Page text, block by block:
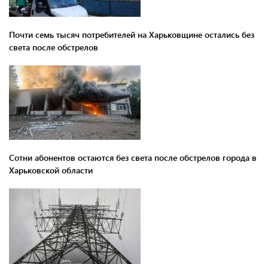
Почти семь тысяч потребителей на Харьковщине остались без
света после обстрелов
Сотни абонентов остаются без света после обстрелов города в
Харьковской области